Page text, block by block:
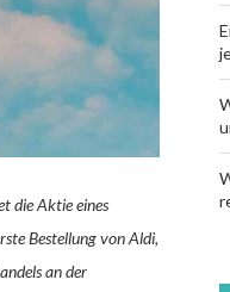
die Aktie eines
Bestellung von Aldi,
an der